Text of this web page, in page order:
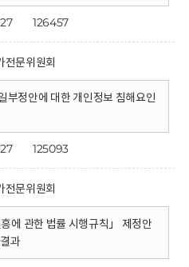
126457
전문위원회
부정안에 대한 개인정보 침해요인
125093
전문위원회
에 관한 법률 시행규칙」 제정안
과